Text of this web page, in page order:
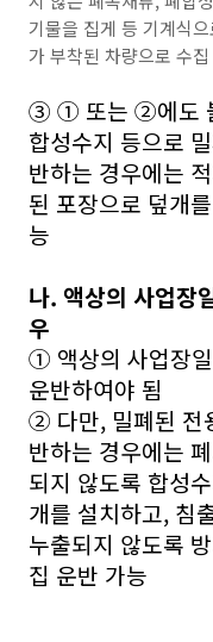
기물을 집게 등 기계식
가 부착된 차량으로 수
③ ① 또는 ②에도
합성수지 등으로
반하는 경우에는
된 포장으로 덮개
능
나. 액상의 사업장
우
① 액상의 사업장
운반하여야 됨
② 다만, 밀폐된 전
반하는 경우에는
되지 않도록 합성
개를 설치하고, 침
누출되지 않도록
집 운반 가능